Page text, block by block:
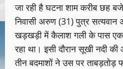
जा रही है घटना शाम करीब छह
निवासी अरुण (31) पुत्र
खड़खड़ी में कैलाश गली के पास
रहा था। इसी दौरान सूखी नदी
तीन बदमाशों ने उस पर ताबड़तोड़